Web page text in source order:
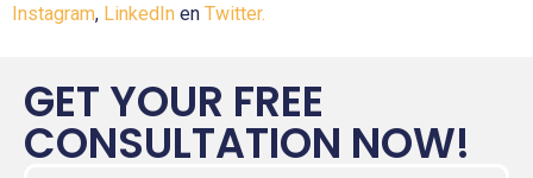
Instagram, LinkedIn en Twitter.
GET YOUR FREE
CONSULTATION NOW!